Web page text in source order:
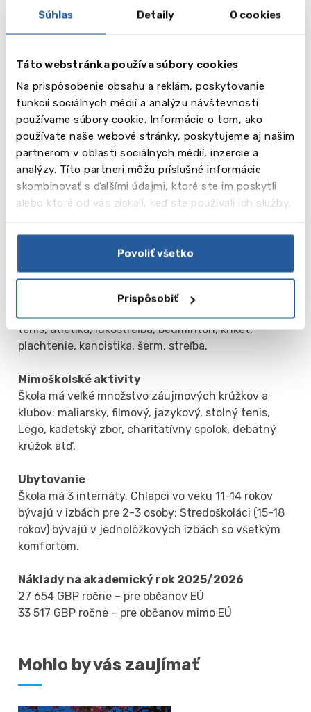
Súhlas Detaily O cookies
Táto webstránka používa súbory cookies
Na prispôsobenie obsahu a reklám, poskytovanie
funkcií sociálnych médií a analýzu návštevnosti
používame súbory cookie. Informácie o tom, ako
používate naše webové stránky, poskytujeme aj našim
partnerom v oblasti sociálnych médií, inzercie a
analýzy. Títo partneri môžu príslušné informácie
skombinovať s ďalšími údajmi, ktoré ste im poskytli
alebo ktoré od vás získali, keď ste používali ich služby.
Povoliť všetko
Prispôsobiť
Šport
Športová infraštruktúra školy zahŕňa: telocvičňu, 4
futbalové ihrisko, squashové ihrisko, plavecký
metrovú atletickú dráhu, 2 ihriská na pozemný
hokej, volejbalové ihrisko. Športy: futbal, volejbal,
tenis, atletika, lukostreľba, bedminton, kriket,
plachtenie, kanoistika, šerm, streľba.
Mimoškolské aktivity
Škola má veľké množstvo záujmových krúžkov a
klubov: maliarsky, filmový, jazykový, stolný tenis,
Lego, kadetský zbor, charitatívny spolok, debatný
krúžok atď.
Ubytovanie
Škola má 3 internáty. Chlapci vo veku 11-14 rokov
bývajú v izbách pre 2-3 osoby; Stredoškoláci (15-18
rokov) bývajú v jednolôžkových izbách so všetkým
komfortom.
Náklady na akademický rok 2025/2026
27 654 GBP ročne – pre občanov EÚ
33 517 GBP ročne – pre občanov mimo EÚ
Mohlo by vás zaujímať